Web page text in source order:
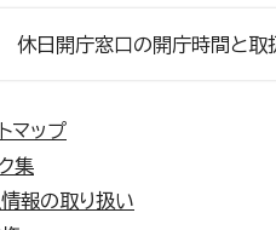
休日開庁窓口の開庁時間と取
マップ
集
報の取り扱い